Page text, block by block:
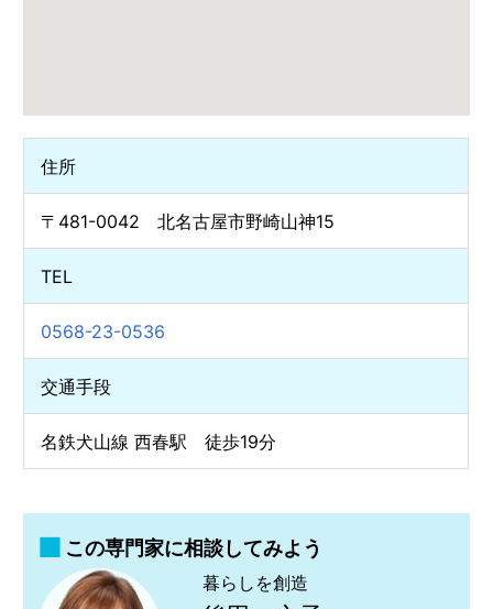
住所
〒481-0042 北名古屋市野崎山神15
TEL
0568-23-0536
交通手段
名鉄犬山線 西春駅 徒歩19分
この専門家に相談してみよう
暮らしを創造